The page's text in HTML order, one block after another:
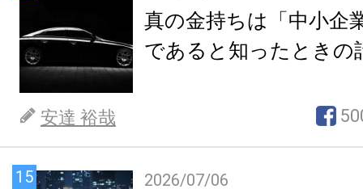
真の金持ちは「中小企
であると知ったときの
安達 裕哉
15 2026/07/06